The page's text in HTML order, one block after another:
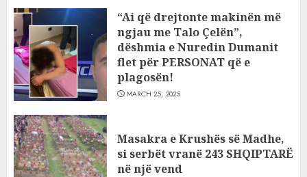
“Ai që drejtonte makinën më
ngjau me Talo Çelën”,
dëshmia e Nuredin Dumanit
flet për PERSONAT që e
plagosën!
MARCH 25, 2025
Masakra e Krushës së Madhe,
si serbët vranë 243 SHQIPTARË
në një vend